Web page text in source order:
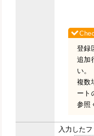
登録
追加
い。
複数
ート
参照
入力した